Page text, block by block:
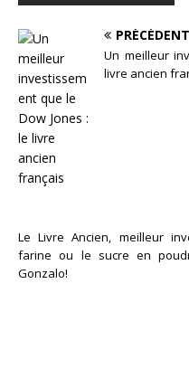
PRÉCÉDENT
Un meilleur
livre ancien
Le Livre Ancien, meilleur
farine ou le sucre en
Gonzalo!